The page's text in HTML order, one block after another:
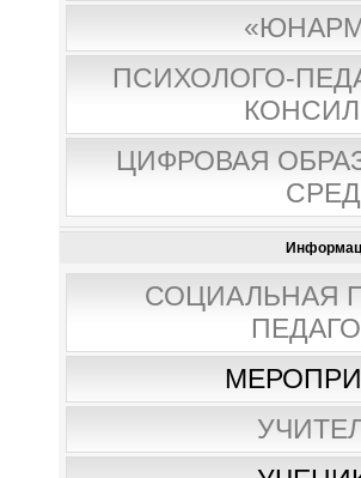
ПСИХОЛОГО-
ЦИФРОВАЯ
СОЦИАЛЬНАЯ